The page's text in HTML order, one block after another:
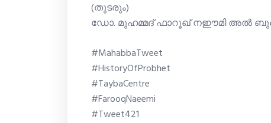
(തുടരും)
ഡോ. മുഹമ്മദ്‌ ഫാറൂഖ് നഈമി അൽ
#MahabbaTweet
#HistoryOfProbhet
#TaybaCentre
#FarooqNaeemi
#Tweet421